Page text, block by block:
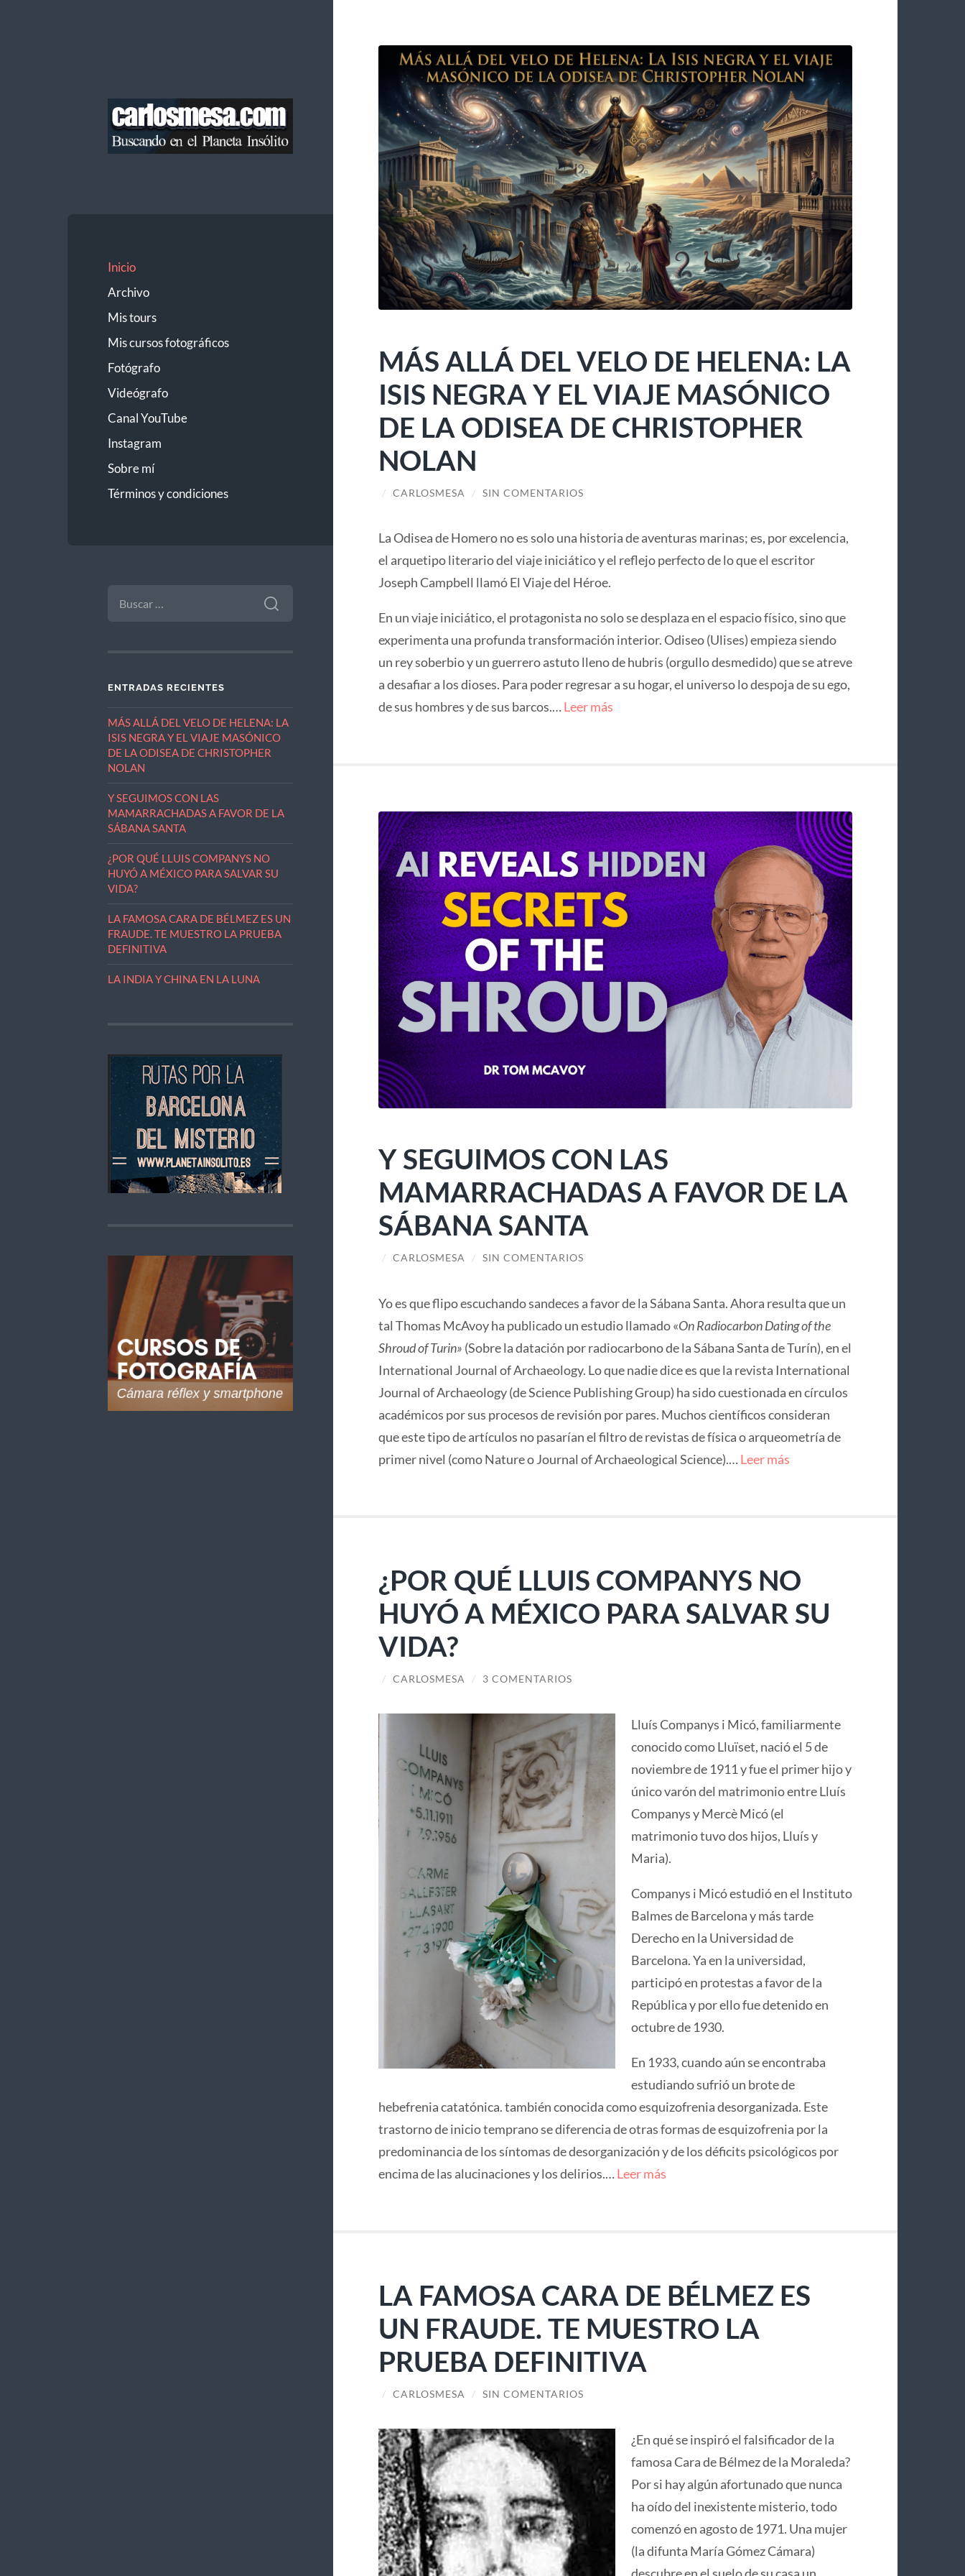
Inicio
Archivo
Mis tours
Mis cursos fotográficos
Fotógrafo
Videógrafo
Canal YouTube
Instagram
Sobre mí
Términos y condiciones
ENTRADAS RECIENTES
MÁS ALLÁ DEL VELO DE HELENA: LA
ISIS NEGRA Y EL VIAJE MASÓNICO
DE LA ODISEA DE CHRISTOPHER
NOLAN
Y SEGUIMOS CON LAS
MAMARRACHADAS A FAVOR DE LA
SÁBANA SANTA
¿POR QUÉ LLUIS COMPANYS NO
HUYÓ A MÉXICO PARA SALVAR SU
VIDA?
LA FAMOSA CARA DE BÉLMEZ ES UN
FRAUDE. TE MUESTRO LA PRUEBA
DEFINITIVA
LA INDIA Y CHINA EN LA LUNA
MÁS ALLÁ DEL VELO DE HELENA: LA
ISIS NEGRA Y EL VIAJE MASÓNICO
DE LA ODISEA DE CHRISTOPHER
NOLAN
/ CARLOSMESA / SIN COMENTARIOS
La Odisea de Homero no es solo una historia de aventuras marinas; es, por excelencia,
el arquetipo literario del viaje iniciático y el reflejo perfecto de lo que el escritor
Joseph Campbell llamó El Viaje del Héroe.
En un viaje iniciático, el protagonista no solo se desplaza en el espacio físico, sino que
experimenta una profunda transformación interior. Odiseo (Ulises) empieza siendo
un rey soberbio y un guerrero astuto lleno de hubris (orgullo desmedido) que se atreve
a desafiar a los dioses. Para poder regresar a su hogar, el universo lo despoja de su ego,
de sus hombres y de sus barcos.…Leer más
Y SEGUIMOS CON LAS
MAMARRACHADAS A FAVOR DE LA
SÁBANA SANTA
/ CARLOSMESA / SIN COMENTARIOS
Yo es que flipo escuchando sandeces a favor de la Sábana Santa. Ahora resulta que un
tal Thomas McAvoy ha publicado un estudio llamado «On Radiocarbon Dating of the
Shroud of Turin» (Sobre la datación por radiocarbono de la Sábana Santa de Turín), en el
International Journal of Archaeology. Lo que nadie dice es que la revista International
Journal of Archaeology (de Science Publishing Group) ha sido cuestionada en círculos
académicos por sus procesos de revisión por pares. Muchos científicos consideran
que este tipo de artículos no pasarían el filtro de revistas de física o arqueometría de
primer nivel (como Nature o Journal of Archaeological Science).…Leer más
¿POR QUÉ LLUIS COMPANYS NO
HUYÓ A MÉXICO PARA SALVAR SU
VIDA?
/ CARLOSMESA / 3 COMENTARIOS
Lluís Companys i Micó, familiarmente
conocido como Lluïset, nació el 5 de
noviembre de 1911 y fue el primer hijo y
único varón del matrimonio entre Lluís
Companys y Mercè Micó (el
matrimonio tuvo dos hijos, Lluís y
Maria).
Companys i Micó estudió en el Instituto
Balmes de Barcelona y más tarde
Derecho en la Universidad de
Barcelona. Ya en la universidad,
participó en protestas a favor de la
República y por ello fue detenido en
octubre de 1930.
En 1933, cuando aún se encontraba
estudiando sufrió un brote de
hebefrenia catatónica. también conocida como esquizofrenia desorganizada. Este
trastorno de inicio temprano se diferencia de otras formas de esquizofrenia por la
predominancia de los síntomas de desorganización y de los déficits psicológicos por
encima de las alucinaciones y los delirios.…Leer más
LA FAMOSA CARA DE BÉLMEZ ES
UN FRAUDE. TE MUESTRO LA
PRUEBA DEFINITIVA
/ CARLOSMESA / SIN COMENTARIOS
¿En qué se inspiró el falsificador de la
famosa Cara de Bélmez de la Moraleda?
Por si hay algún afortunado que nunca
ha oído del inexistente misterio, todo
comenzó en agosto de 1971. Una mujer
(la difunta María Gómez Cámara)